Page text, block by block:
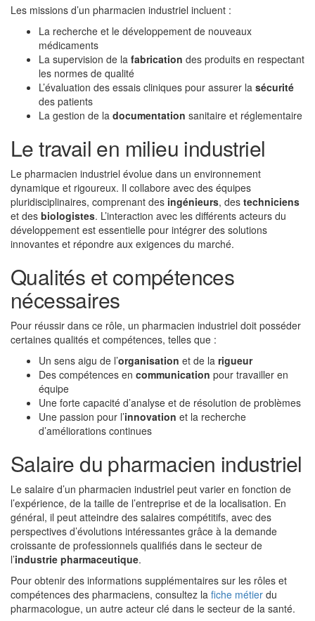
Les missions d’un pharmacien industriel incluent :
La recherche et le développement de nouveaux
médicaments
La supervision de la fabrication des produits en respectant
les normes de qualité
L’évaluation des essais cliniques pour assurer la sécurité
des patients
La gestion de la documentation sanitaire et réglementaire
Le travail en milieu industriel
Le pharmacien industriel évolue dans un environnement
dynamique et rigoureux. Il collabore avec des équipes
pluridisciplinaires, comprenant des ingénieurs, des techniciens
et des biologistes. L’interaction avec les différents acteurs du
développement est essentielle pour intégrer des solutions
innovantes et répondre aux exigences du marché.
Qualités et compétences
nécessaires
Pour réussir dans ce rôle, un pharmacien industriel doit posséder
certaines qualités et compétences, telles que :
Un sens aigu de l’organisation et de la rigueur
Des compétences en communication pour travailler en
équipe
Une forte capacité d’analyse et de résolution de problèmes
Une passion pour l’innovation et la recherche
d’améliorations continues
Salaire du pharmacien industriel
Le salaire d’un pharmacien industriel peut varier en fonction de
l’expérience, de la taille de l’entreprise et de la localisation. En
général, il peut atteindre des salaires compétitifs, avec des
perspectives d’évolutions intéressantes grâce à la demande
croissante de professionnels qualifiés dans le secteur de
l’industrie pharmaceutique.
Pour obtenir des informations supplémentaires sur les rôles et
compétences des pharmaciens, consultez la fiche métier du
pharmacologue, un autre acteur clé dans le secteur de la santé.